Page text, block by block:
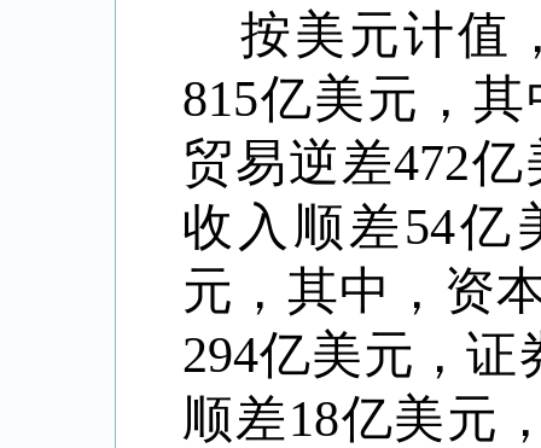
按美元计值
815亿美元，
贸易逆差472亿
收入顺差54亿
元，其中，资
294亿美元，证
顺差18亿美元